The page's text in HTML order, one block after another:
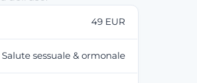
49 EUR
Salute sessuale & ormonale